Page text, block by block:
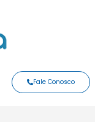
Fale Conosco